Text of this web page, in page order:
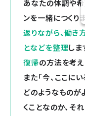
あなたの体調や
ンを一緒につくり
返りながら、働き
となどを整理しま
復帰の方法を考え
また「今、ここに
どのようなもの
くことなのか、そ